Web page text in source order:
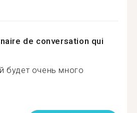
de conversation qui
будет очень много